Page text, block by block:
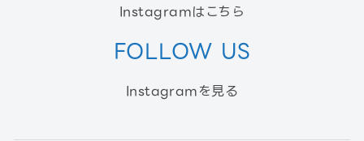
Instagramはこちら
FOLLOW US
Instagramを見る